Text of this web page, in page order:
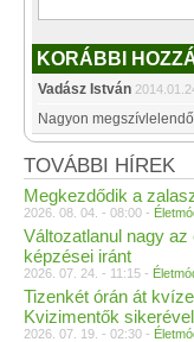
KORÁBBI
Vadász István
Nagyon
TOVÁBBI HÍREK
Megkezdődik a
2026. 08. 04. - 08:00 -
Változatlanul nagy
képzései iránt
2026. 07. 24. - 11:15 -
Tizenkét órán át
Kvizimentők
2026. 07. 19. - 02:30 -